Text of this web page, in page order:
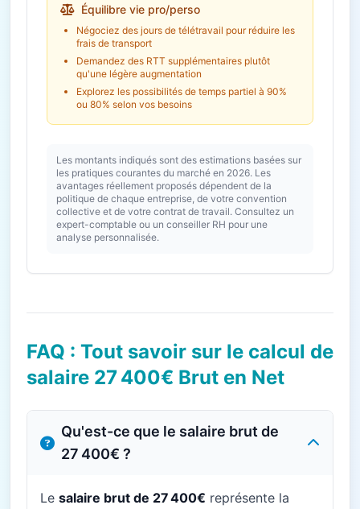
Équilibre vie pro/perso
Négociez des jours de télétravail pour réduire les
frais de transport
Demandez des RTT supplémentaires plutôt
qu'une légère augmentation
Explorez les possibilités de temps partiel à 90%
ou 80% selon vos besoins
Les montants indiqués sont des estimations basées sur
les pratiques courantes du marché en 2026. Les
avantages réellement proposés dépendent de la
politique de chaque entreprise, de votre convention
collective et de votre contrat de travail. Consultez un
expert-comptable ou un conseiller RH pour une
analyse personnalisée.
FAQ : Tout savoir sur le calcul de
salaire 27 400€ Brut en Net
Qu'est-ce que le salaire brut de
27 400€ ?
Le salaire brut de 27 400€ représente la